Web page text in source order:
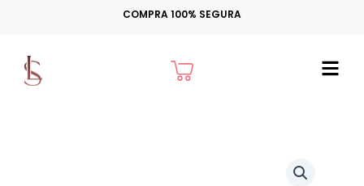
conteúdo
COMPRA 100% SEGURA
Cart